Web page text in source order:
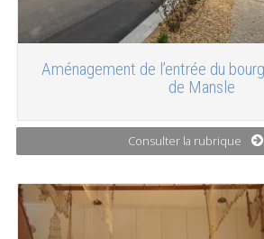
Aménagement de l’entrée du
de Mansle
Consulter la rubrique